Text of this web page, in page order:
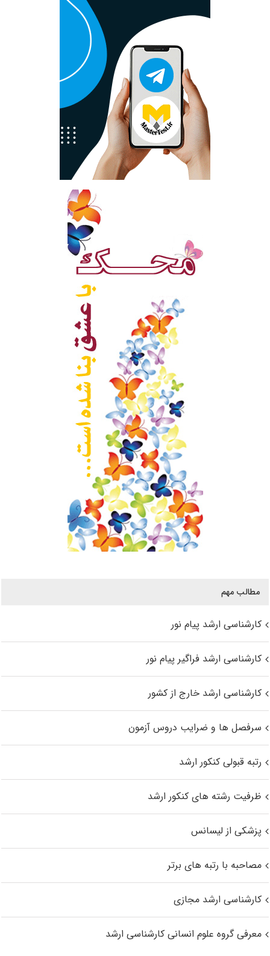
مطالب مهم
کارشناسی ارشد پیام نور
کارشناسی ارشد فراگیر پیام نور
کارشناسی ارشد خارج از کشور
سرفصل ها و ضرایب دروس آزمون
رتبه قبولی کنکور ارشد
ظرفیت رشته های کنکور ارشد
پزشکی از لیسانس
مصاحبه با رتبه های برتر
کارشناسی ارشد مجازی
معرفی گروه علوم انسانی کارشناسی ارشد